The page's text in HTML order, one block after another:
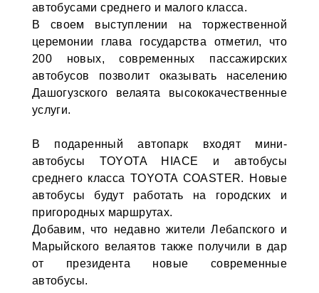
автобусами среднего и малого класса.
В своем выступлении на торжественной
церемонии глава государства отметил, что
200 новых, современных пассажирских
автобусов позволит оказывать населению
Дашогузского велаята высококачественные
услуги.
В подаренный автопарк входят мини-
автобусы TOYOTA HIACE и автобусы
среднего класса TOYOTA COASTER. Новые
автобусы будут работать на городских и
пригородных маршрутах.
Добавим, что недавно жители Лебапского и
Марыйского велаятов также получили в дар
от президента новые современные
автобусы.